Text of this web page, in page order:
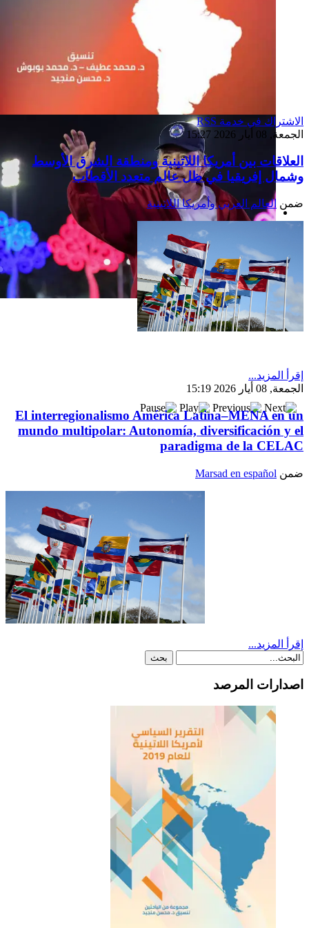
بعد خطف مادورو وحصار كوبا.. ماذا ستفعل
واشنطن بأورتيغا؟
الاشتراك في خدمة RSS
الجمعة, 08 أيار 2026 15:27
العلاقات بين أمريكا اللاتينية ومنطقة الشرق الأوسط
وشمال إفريقيا في ظل عالم متعدد الأقطاب
ضمن العالم العربي وأمريكا اللاتينية
إقرأ المزيد...
الجمعة, 08 أيار 2026 15:19
El interregionalismo América Latina–MENA en un
mundo multipolar: Autonomía, diversificación y el
paradigma de la CELAC
ضمن Marsad en español
إقرأ المزيد...
اصدارات المرصد